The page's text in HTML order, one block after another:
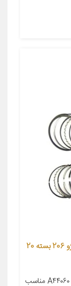
رينگ موتور ماهله كد A44060 مناسب براي پژو 206 بسته 20
معرفی محصول جزئیات محصول شماره فنی A۴۴۰۶۰ مناسب